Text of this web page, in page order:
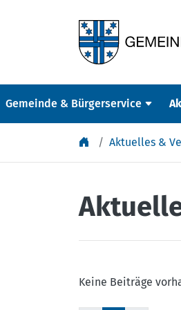
Gemeinde & Bürgerservice
Aktuelles &
Keine Beiträge